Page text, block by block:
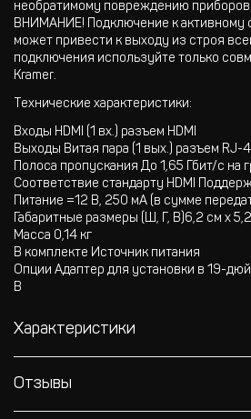
необратимому повреждению приборов.
ВНИМАНИЕ! Подключение к активному
может привести к выходу из строя
подключения используйте только
Kramer.
Технические характеристики:
Входы HDMI (1 вх.) разъем HDMI
Выходы Витая пара (1 вых.) разъем RJ-
Полоса пропускания До 1,65 Гбит/с на
Соответствие стандарту HDMI
Питание =12 В, 250 мА (в сумме
Габаритные размеры (Ш, Г, В)6,2 см x
Масса 0,14 кг
В комплекте Источник питания
Опции Адаптер для установки в 19-
B
Характеристики
Отзывы